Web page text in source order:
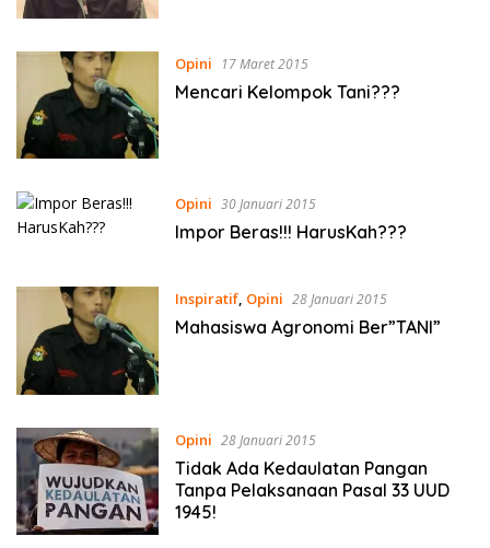
Opini 17 Maret 2015
Mencari Kelompok Tani???
Opini 30 Januari 2015
Impor Beras!!! HarusKah???
Inspiratif, Opini 28 Januari 2015
Mahasiswa Agronomi Ber”TANI”
Opini 28 Januari 2015
Tidak Ada Kedaulatan Pangan
Tanpa Pelaksanaan Pasal 33 UUD
1945!